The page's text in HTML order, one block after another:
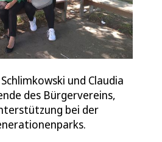
und Claudia
des Bürgervereins,
bei der